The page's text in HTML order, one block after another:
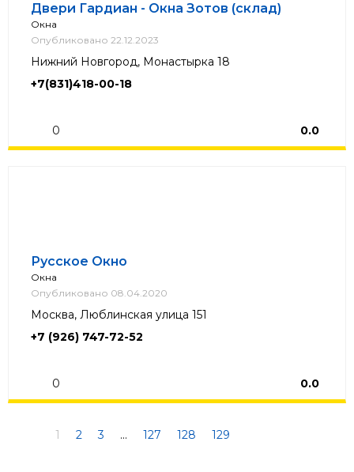
Двери Гардиан - Окна Зотов (склад)
Окна
Опубликовано 22.12.2023
Нижний Новгород, Монастырка 18
+7(831)418-00-18
0 0.0
Русское Окно
Окна
Опубликовано 08.04.2020
Москва, Люблинская улица 151
+7 (926) 747-72-52
0 0.0
1 2 3 ... 127 128 129